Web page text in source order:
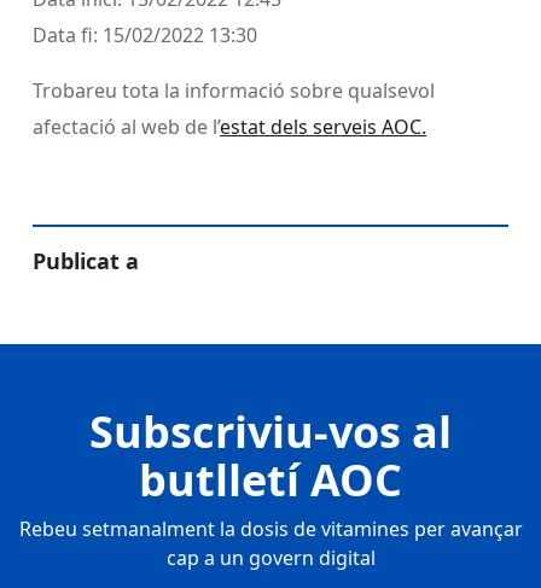
Data fi: 15/02/2022 13:30
Trobareu tota la informació sobre qualsevol
afectació al web de l’estat dels serveis AOC.
Publicat a
Subscriviu-vos al
butlletí AOC
Rebeu setmanalment la dosis de vitamines per avançar
cap a un govern digital